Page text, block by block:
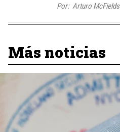
Por: Arturo McFields
Más noticias